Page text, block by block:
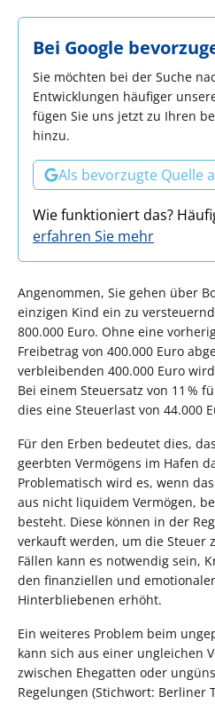
Bei Google
Sie möchten bei der Suche
Entwicklungen häufiger
fügen Sie uns jetzt zu Ihren
hinzu.
Als bevorzugte Quelle
Wie funktioniert das?
erfahren Sie mehr
Angenommen, Sie gehen über
einzigen Kind ein zu
800.000 Euro. Ohne eine
Freibetrag von 400.000 Euro
verbleibenden 400.000 Euro
Bei einem Steuersatz von 11 %
dies eine Steuerlast von 44.000
Für den Erben bedeutet dies,
geerbten Vermögens im Hafen
Problematisch wird es, wenn
aus nicht liquidem Vermögen,
besteht. Diese können in der
verkauft werden, um die Steuer
Fällen kann es notwendig sein,
den finanziellen und
Hinterbliebenen erhöht.
Ein weiteres Problem beim
kann sich aus einer ungleichen
zwischen Ehegatten oder
Regelungen (Stichwort: Berliner